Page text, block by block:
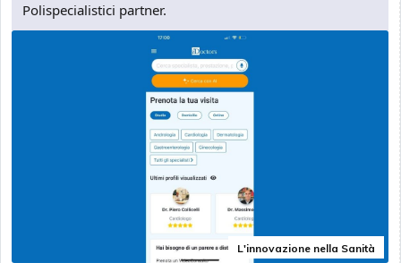
Polispecialistici partner.
L'innovazione nella Sanità